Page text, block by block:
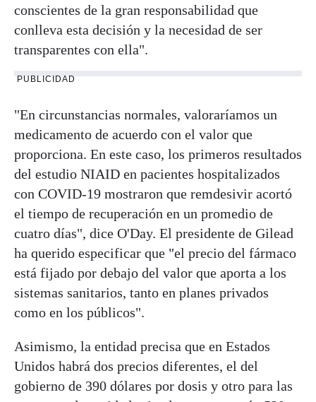
conscientes de la gran responsabilidad que
conlleva esta decisión y la necesidad de ser
transparentes con ella".
PUBLICIDAD
"En circunstancias normales, valoraríamos un
medicamento de acuerdo con el valor que
proporciona. En este caso, los primeros resultados
del estudio NIAID en pacientes hospitalizados
con COVID-19 mostraron que remdesivir acortó
el tiempo de recuperación en un promedio de
cuatro días", dice O'Day. El presidente de Gilead
ha querido especificar que "el precio del fármaco
está fijado por debajo del valor que aporta a los
sistemas sanitarios, tanto en planes privados
como en los públicos".
Asimismo, la entidad precisa que en Estados
Unidos habrá dos precios diferentes, el del
gobierno de 390 dólares por dosis y otro para las